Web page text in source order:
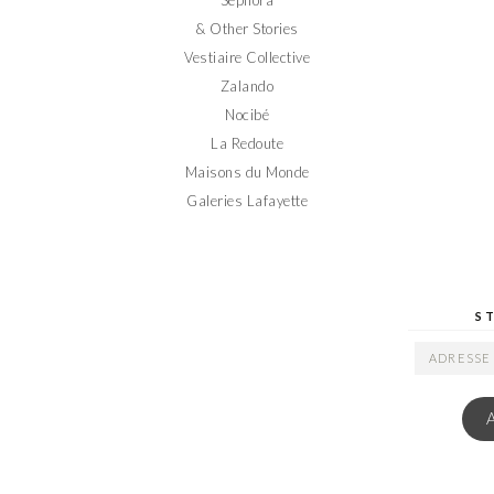
& Other Stories
Vestiaire Collective
Zalando
Nocibé
La Redoute
Maisons du Monde
Galeries Lafayette
ADRESSE